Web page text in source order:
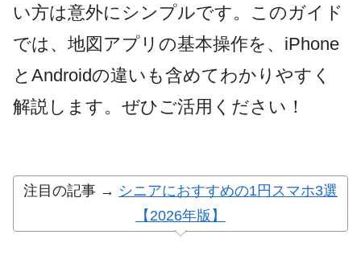
い方は意外にシンプルです。このガイド
では、地図アプリの基本操作を、iPhone
とAndroidの違いも含めてわかりやすく
解説します。ぜひご活用ください！
注目の記事 → シニアにおすすめの1円スマホ3選
【2026年版】